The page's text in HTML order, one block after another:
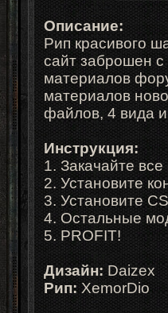
Описание:
Рип красивого
сайт заброшен
материалов
материалов
файлов, 4 вида
Инструкция:
1. Закачайте
2. Установите
3. Установите
4. Остальные
5. PROFIT!
Дизайн: Daizex
Рип:XemorDio